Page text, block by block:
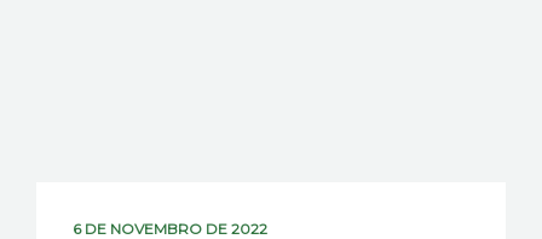
6 DE NOVEMBRO DE 2022